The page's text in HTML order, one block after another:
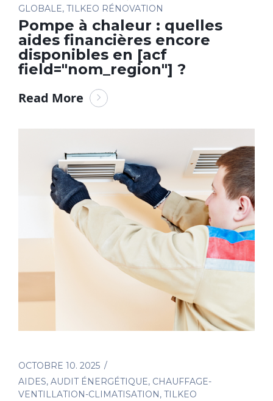
GLOBALE, TILKEO RÉNOVATION
Pompe à chaleur : quelles
aides financières encore
disponibles en [acf
field="nom_region"] ?
Read More
OCTOBRE 10. 2025
AIDES, AUDIT ÉNERGÉTIQUE, CHAUFFAGE-
VENTILLATION-CLIMATISATION, TILKEO